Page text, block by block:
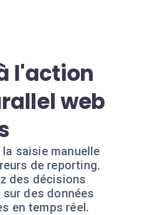
l'action
web
la saisie manuelle
de reporting.
des décisions
sur des données
en temps réel.